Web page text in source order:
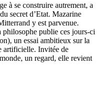
à se construire autrement, a
secret d’Etat. Mazarine
y est parvenue.
philosophe publie ces jours-ci
un essai ambitieux sur la
artificielle. Invitée de
un regard, elle revient